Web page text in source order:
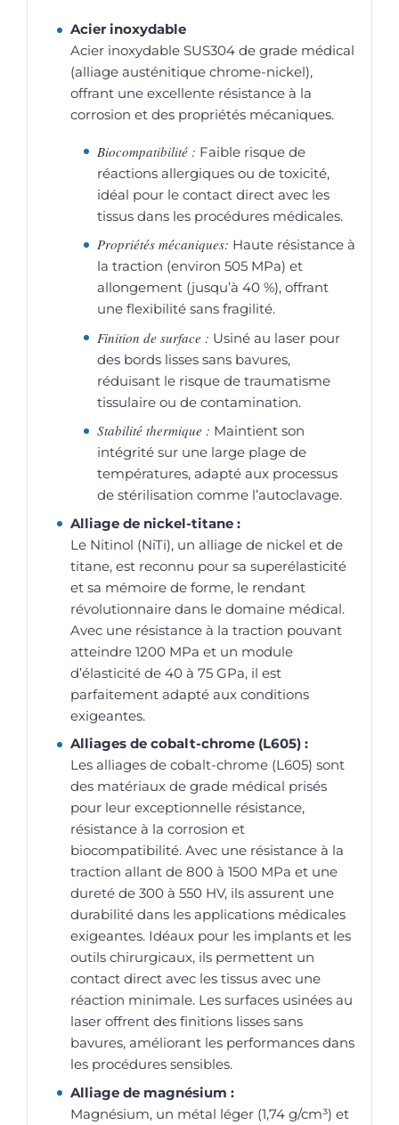
Acier inoxydable
Acier inoxydable SUS304 de grade médical
(alliage austénitique chrome-nickel),
offrant une excellente résistance à la
corrosion et des propriétés mécaniques.
Biocompatibilité : Faible risque de
réactions allergiques ou de toxicité,
idéal pour le contact direct avec les
tissus dans les procédures médicales.
Propriétés mécaniques: Haute résistance à
la traction (environ 505 MPa) et
allongement (jusqu’à 40 %), offrant
une flexibilité sans fragilité.
Finition de surface : Usiné au laser pour
des bords lisses sans bavures,
réduisant le risque de traumatisme
tissulaire ou de contamination.
Stabilité thermique : Maintient son
intégrité sur une large plage de
températures, adapté aux processus
de stérilisation comme l’autoclavage.
Alliage de nickel-titane :
Le Nitinol (NiTi), un alliage de nickel et de
titane, est reconnu pour sa superélasticité
et sa mémoire de forme, le rendant
révolutionnaire dans le domaine médical.
Avec une résistance à la traction pouvant
atteindre 1200 MPa et un module
d’élasticité de 40 à 75 GPa, il est
parfaitement adapté aux conditions
exigeantes.
Alliages de cobalt-chrome (L605) :
Les alliages de cobalt-chrome (L605) sont
des matériaux de grade médical prisés
pour leur exceptionnelle résistance,
résistance à la corrosion et
biocompatibilité. Avec une résistance à la
traction allant de 800 à 1500 MPa et une
dureté de 300 à 550 HV, ils assurent une
durabilité dans les applications médicales
exigeantes. Idéaux pour les implants et les
outils chirurgicaux, ils permettent un
contact direct avec les tissus avec une
réaction minimale. Les surfaces usinées au
laser offrent des finitions lisses sans
bavures, améliorant les performances dans
les procédures sensibles.
Alliage de magnésium :
Magnésium, un métal léger (1,74 g/cm³) et